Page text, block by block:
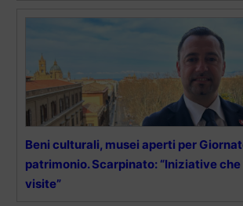
Beni culturali, musei aperti per
patrimonio. Scarpinato: “Iniziative
visite”